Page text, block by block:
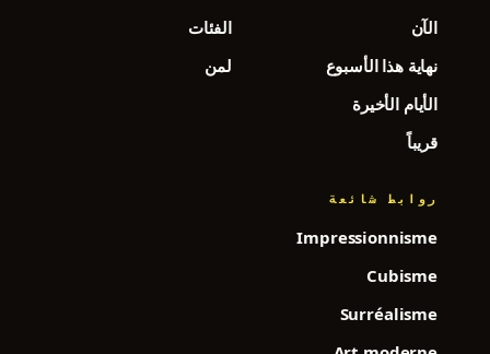
الآن
نهاية هذا الأسبوع
الأيام الأخيرة
قريباً
الفئات
لمن
روابط شائعة
Impressionnisme
Cubisme
Surréalisme